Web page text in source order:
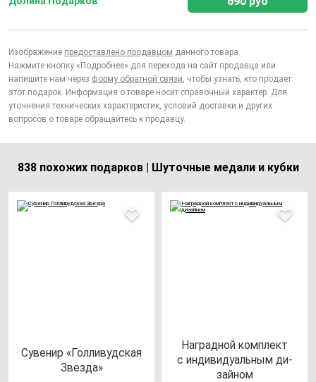
Изображение предоставлено продавцом данного товара.
Нажмите кнопку «Подробнее» для перехода на сайт продавца или
напишите нам через форму обратной связи, чтобы узнать, кто продает
этот подарок. Информация о товаре носит справочный характер. Для
уточнения технических характеристик, условий доставки и других
вопросов о товаре обращайтесь к продавцу.
838 похожих подарков | Шуточные медали и кубки
Суве­нир «Гол­ли­вуд­ская
Звез­да»
Наг­рад­ной ком­плект
с ин­ди­ви­ду­аль­ным ди­
зай­ном